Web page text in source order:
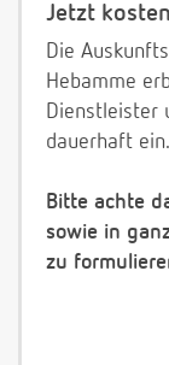
Jetzt
Die
Hebamme
Dienstleister
dauerhaft ein.
Bitte achte
sowie in
zu